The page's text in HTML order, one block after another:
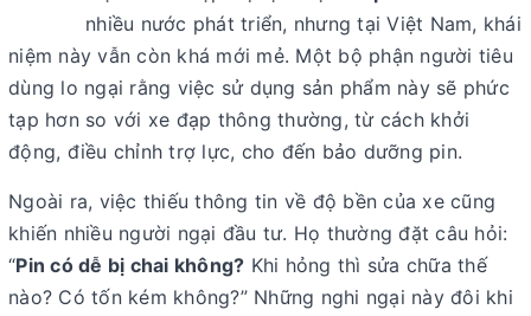
nhiều nước phát triển, nhưng tại Việt Nam, khái
niệm này vẫn còn khá mới mẻ. Một bộ phận người tiêu
dùng lo ngại rằng việc sử dụng sản phẩm này sẽ phức
tạp hơn so với xe đạp thông thường, từ cách khởi
động, điều chỉnh trợ lực, cho đến bảo dưỡng pin.
Ngoài ra, việc thiếu thông tin về độ bền của xe cũng
khiến nhiều người ngại đầu tư. Họ thường đặt câu hỏi:
“Pin có dễ bị chai không? Khi hỏng thì sửa chữa thế
nào? Có tốn kém không?” Những nghi ngại này đôi khi